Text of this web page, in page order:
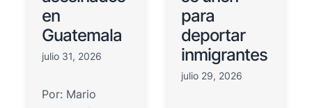
en
Guatemala
julio 31, 2026
Por: Mario
para
deportar
inmigrantes
julio 29, 2026